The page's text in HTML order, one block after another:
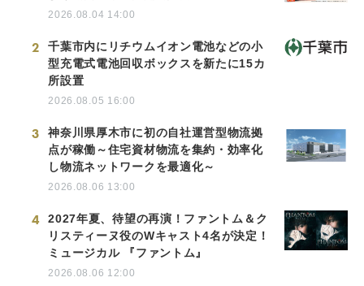
2026.08.04 14:00
2
千葉市内にリチウムイオン電池などの小
型充電式電池回収ボックスを新たに15カ
所設置
2026.08.05 16:00
3
神奈川県厚木市に初の自社運営型物流拠
点が稼働～住宅資材物流を集約・効率化
し物流ネットワークを最適化～
2026.08.06 13:00
4
2027年夏、待望の再演！ファントム＆ク
リスティーヌ役のWキャスト4名が決定！
ミュージカル 『ファントム』
2026.08.06 12:00